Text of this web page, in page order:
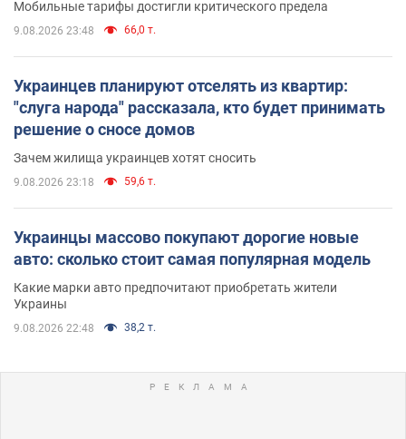
Мобильные тарифы достигли критического предела
9.08.2026 23:48 66,0 т.
Украинцев планируют отселять из квартир:
"слуга народа" рассказала, кто будет принимать
решение о сносе домов
Зачем жилища украинцев хотят сносить
9.08.2026 23:18 59,6 т.
Украинцы массово покупают дорогие новые
авто: сколько стоит самая популярная модель
Какие марки авто предпочитают приобретать жители
Украины
9.08.2026 22:48 38,2 т.